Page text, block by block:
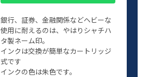
銀行、証券、金融関係などヘビーな
使用に耐えるのは、やはりシャチハ
タ製ネーム印。
インクは交換が簡単なカートリッジ
式です
インクの色は朱色です。